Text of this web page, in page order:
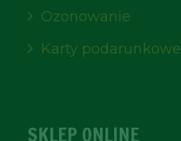
Ozonowanie
Karty podarunkowe
SKLEP ONLINE